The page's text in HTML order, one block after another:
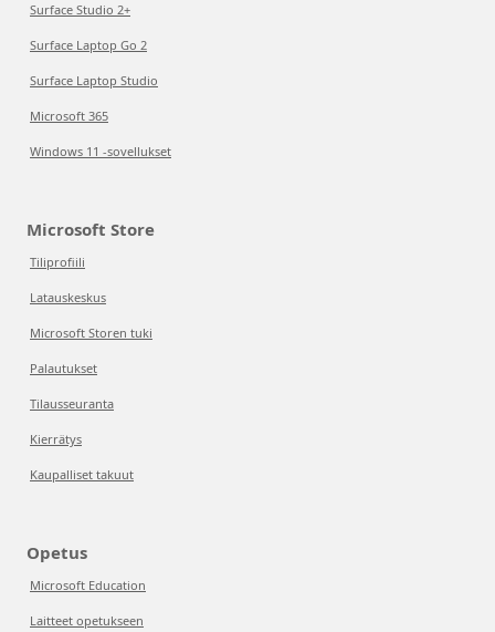
Surface Studio 2+
Surface Laptop Go 2
Surface Laptop Studio
Microsoft 365
Windows 11 -sovellukset
Microsoft Store
Tiliprofiili
Latauskeskus
Microsoft Storen tuki
Palautukset
Tilausseuranta
Kierrätys
Kaupalliset takuut
Opetus
Microsoft Education
Laitteet opetukseen